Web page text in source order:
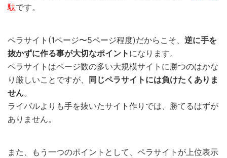
駄です。
ペラサイト(1ページ〜5ページ程度)だからこそ、 逆に手を
抜かずに作る事が大切なポイント になります。
ペラサイトはページ数の多い大規模サイトに勝つのはかな
り厳しいことですが、
同じペラサイトには負けたくありま
せん。
ライバルよりも手を抜いたサイト作りでは、勝てるはずが
ありません。
また、もう一つのポイントとして、ペラサイトが上位表示